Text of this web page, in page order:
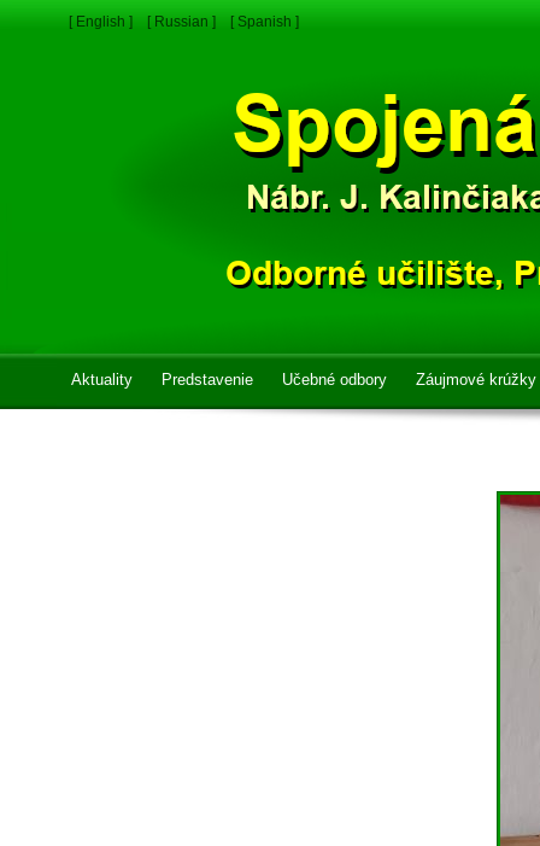
[ English ] [ Russian ] [ Spanish ]
Aktuality Predstavenie Učebné odbory Záujmové krúžky